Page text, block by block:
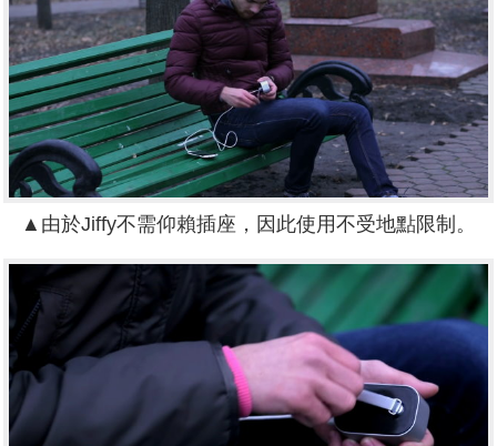
▲由於Jiffy不需仰賴插座，因此使用不受地點限制。